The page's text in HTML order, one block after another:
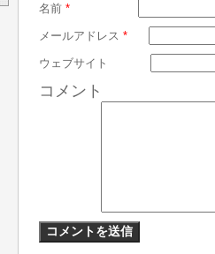
名前 *
メールアドレス *
ウェブサイト
コメント